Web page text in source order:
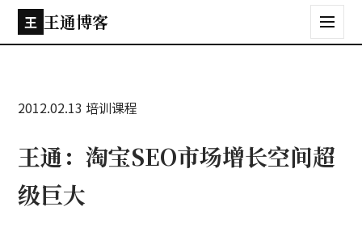
王 王通博客
2012.02.13 培训课程
王通：淘宝SEO市场增长空间超
级巨大